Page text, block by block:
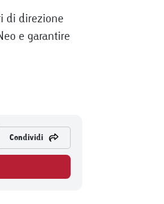
di direzione
e garantire
Condividi